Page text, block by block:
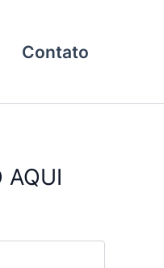
Contato
AQUI